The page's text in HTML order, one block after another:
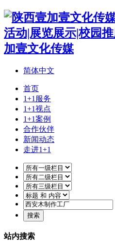
简体中文
首页
1+1服务
1+1视点
1+1案例
合作伙伴
新闻动态
走进1+1
站内搜索